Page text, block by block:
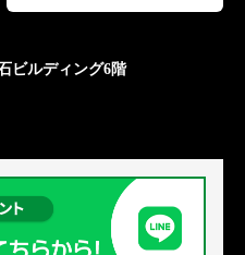
ビルディング6階